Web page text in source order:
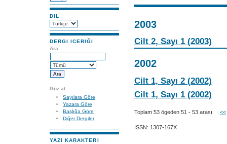
DIL
DERGI ICERIĞI
Ara
Göz at
Sayılara Göre
Yazara Göre
Başlığa Göre
Diğer Dergiler
YAZI KARAKTERI
2003
Cilt 2, Sayı 1 (2003)
2002
Cilt 1, Sayı 2 (2002)
Cilt 1, Sayı 1 (2002)
Toplam 53 ögeden 51 - 53 arası <<
ISSN: 1307-167X